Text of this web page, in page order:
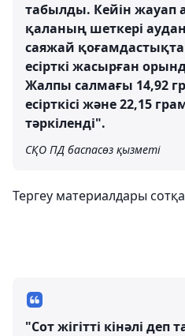
табылды. Кейін жауап
қаланың шеткері
саяжай
есірткі жасырған
Жалпы салмағы 14,92
есірткісі және 22,15
тәркіленді".
СҚО ПД баспасөз қызметі
Тергеу материалдары сотқа
"Сот жігітті кінәлі